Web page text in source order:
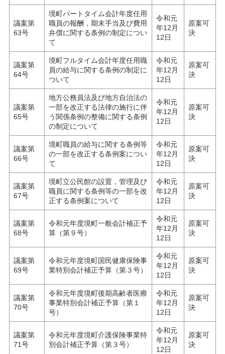
議案第
63号
境町パートタイム会計年度任用
職員の報酬，期末手当及び費用
弁償に関する条例の制定につい
て
令和元
年12月
12日
原案可
決
議案第
64号
境町フルタイム会計年度任用職
員の給与に関する条例の制定に
ついて
令和元
年12月
12日
原案可
決
議案第
65号
地方公務員法及び地方自治法の
一部を改正する法律の施行に伴
う関係条例の整備に関する条例
の制定について
令和元
年12月
12日
原案可
決
議案第
66号
境町職員の給与に関する条例等
の一部を改正する条例案につい
て
令和元
年12月
12日
原案可
決
議案第
67号
境町立公民館の設置，管理及び
職員に関する条例等の一部を改
正する条例案について
令和元
年12月
12日
原案可
決
議案第
68号
令和元年度境町一般会計補正予
算（第９号）
令和元
年12月
12日
原案可
決
議案第
69号
令和元年度境町国民健康保険事
業特別会計補正予算（第３号）
令和元
年12月
12日
原案可
決
議案第
70号
令和元年度境町後期高齢者医療
事業特別会計補正予算（第１
号）
令和元
年12月
12日
原案可
決
議案第
71号
令和元年度境町介護保険事業特
別会計補正予算（第３号）
令和元
年12月
12日
原案可
決